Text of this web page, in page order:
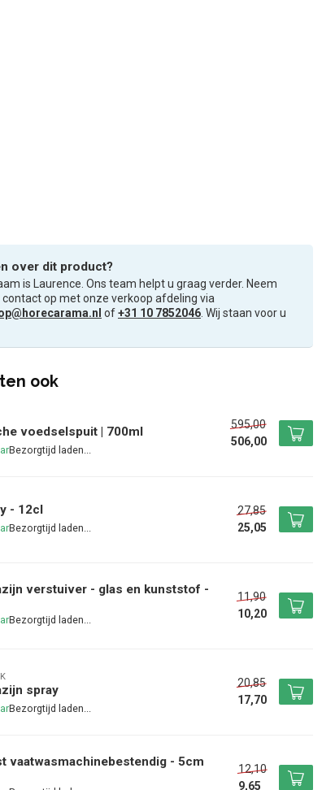
over dit product?
is Laurence. Ons team helpt u graag verder. Neem
op met onze verkoop afdeling via
of+31 10 7852046 . Wij staan voor u
ook
voedselspuit | 700ml
595,00
506,00
- 12cl
27,85
25,05
verstuiver - glas en kunststof -
11,90
10,20
spray
20,85
17,70
vaatwasmachinebestendig - 5cm
12,10
9,65